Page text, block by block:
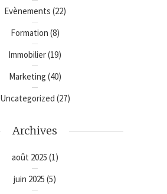
Evènements (22)
Formation (8)
Immobilier(19)
Marketing (40)
Uncategorized (27)
Archives
août 2025 (1)
juin 2025 (5)